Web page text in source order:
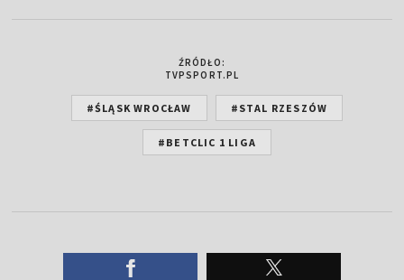
ŹRÓDŁO:
TVPSPORT.PL
#ŚLĄSK WROCŁAW #STAL RZESZÓW
#BETCLIC 1 LIGA